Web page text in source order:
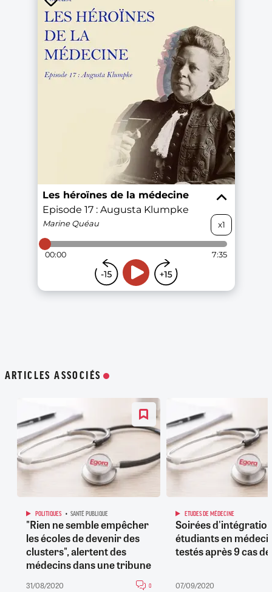
ARTICLES ASSOCIÉS
POLITIQUES SANTÉ PUBLIQUE
"Rien ne semble empêcher
les écoles de devenir des
clusters", alertent des
médecins dans une tribune
31/08/2020 0
ETUDES DE MÉDECINE
Soirées
étudiants en
testés après 9 cas
07/09/2020